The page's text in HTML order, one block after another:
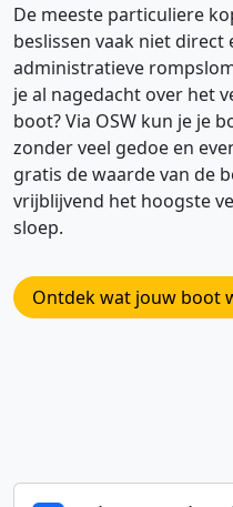
De meeste particuliere
beslissen vaak niet
administratieve
je al nagedacht over het
boot? Via OSW kun je je
zonder veel gedoe en
gratis de waarde van de
vrijblijvend het hoogste
sloep.
Ontdek wat jouw boot